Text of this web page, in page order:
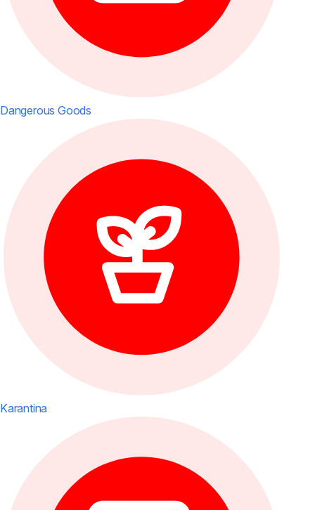
Dangerous Goods
Karantina